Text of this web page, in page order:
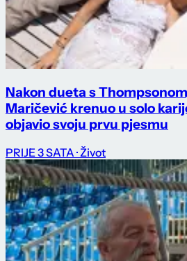
Nakon dueta s
Maričević krenuo u solo
objavio svoju prvu pjesmu
PRIJE 3 SATA · Život